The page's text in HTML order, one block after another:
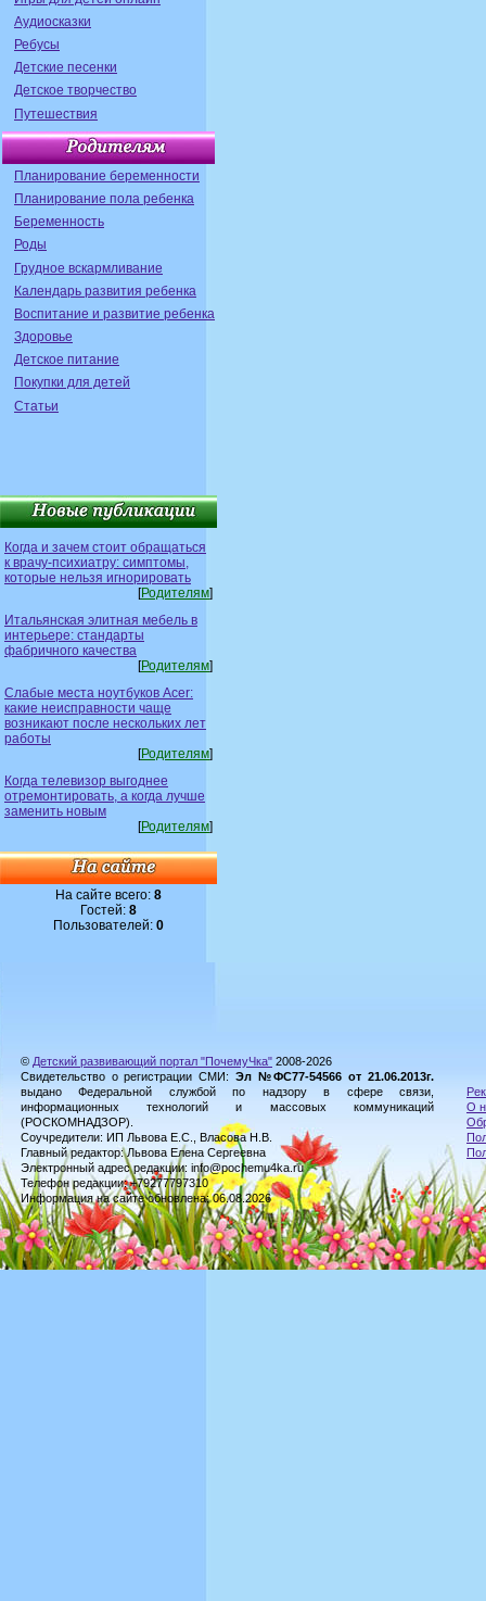
Аудиосказки
Ребусы
Детские песенки
Детское творчество
Путешествия
Планирование беременности
Планирование пола ребенка
Беременность
Роды
Грудное вскармливание
Календарь развития ребенка
Воспитание и развитие ребенка
Здоровье
Детское питание
Покупки для детей
Статьи
Когда и зачем стоит обращаться
к врачу-психиатру: симптомы,
которые нельзя игнорировать
[Родителям]
Итальянская элитная мебель в
интерьере: стандарты
фабричного качества
[Родителям]
Слабые места ноутбуков Acer:
какие неисправности чаще
возникают после нескольких лет
работы
[Родителям]
Когда телевизор выгоднее
отремонтировать, а когда лучше
заменить новым
[Родителям]
На сайте всего: 8
Гостей: 8
Пользователей: 0
© Детский развивающий портал "ПочемуЧка" 2008-2026
Свидетельство о регистрации СМИ: Эл №ФС77-54566 от 21.06.2013г.
выдано Федеральной службой по надзору в сфере связи,
информационных технологий и массовых коммуникаций
(РОСКОМНАДЗОР).
Соучредители: ИП Львова Е.С., Власова Н.В.
Главный редактор: Львова Елена Сергеевна
Электронный адрес редакции: info@pochemu4ka.ru
Телефон редакции: +79277797310
Информация на сайте обновлена: 06.08.2026
О